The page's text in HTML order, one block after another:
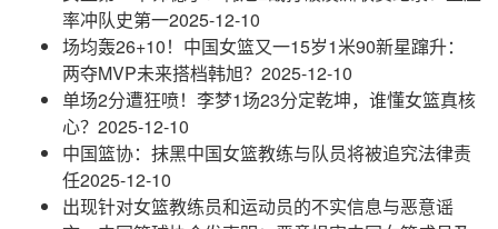
率冲队史第一2025-12-10
场均轰26+10！中国女篮又一15岁1米90新星蹿升：
两夺MVP未来搭档韩旭？ 2025-12-10
单场2分遭狂喷！李梦1场23分定乾坤，谁懂女篮真核
心？ 2025-12-10
中国篮协：抹黑中国女篮教练与队员将被追究法律责
任2025-12-10
出现针对女篮教练员和运动员的不实信息与恶意谣